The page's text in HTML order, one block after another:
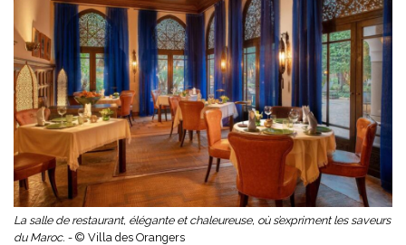
La salle de restaurant, élégante et chaleureuse, où s’expriment les saveurs
du Maroc. - © Villa des Orangers